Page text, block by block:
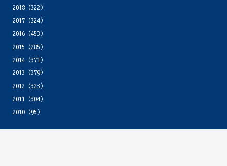
2018(322)
2017(324)
2016(453)
2015 (285)
2014(371)
2013 (379)
2012 (323)
2011
(304)
2010(95)